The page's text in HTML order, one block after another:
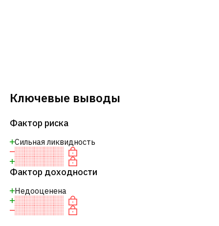
Ключевые выводы
Фактор риска
Сильная ликвидность
Фактор доходности
Недооценена